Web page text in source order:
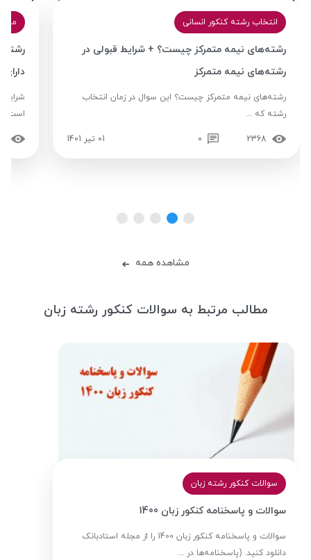
انتخاب رشته کنکور انسانی
رشته‌های نیمه متمرکز چیست؟ + شرایط قبولی در
رشته‌های نیمه متمرکز
رشته‌های نیمه متمرکز چیست؟ این سوال در زمان انتخاب
رشته که ...
2368
0 01 تیر 1401
است
مشاهده همه ➜
مطالب مرتبط به سوالات کنکور رشته زبان
سوالات کنکور رشته زبان
سوالات و پاسخنامه کنکور زبان 1400
سوالات و پاسخنامه کنکور زبان 1400 را از مجله استادبانک
دانلود کنید. (پاسخنامه‌ها در ...